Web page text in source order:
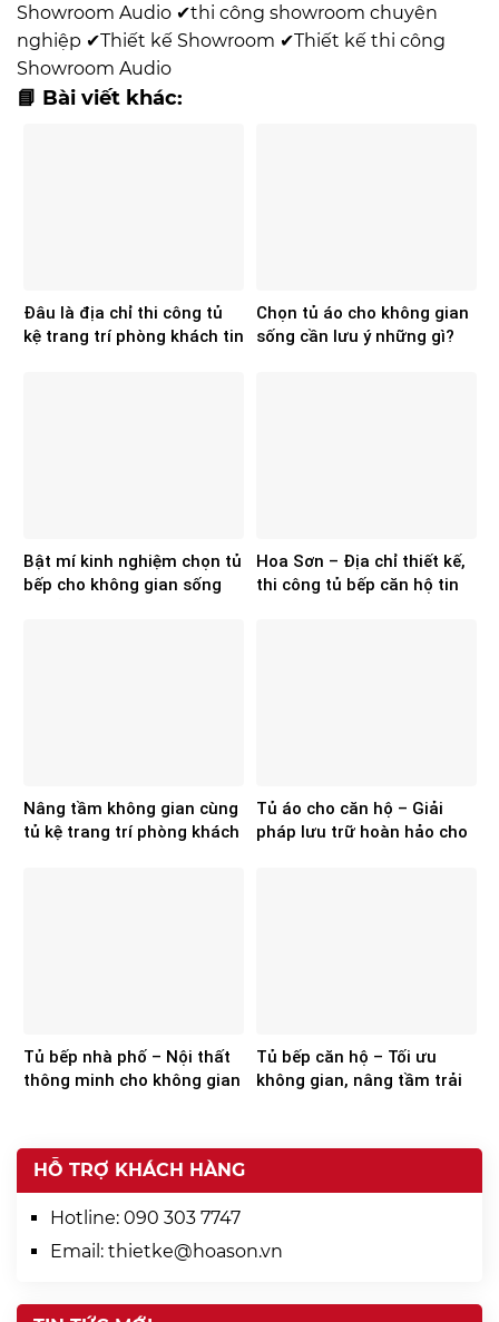
Showroom Audio ✔thi công showroom chuyên
nghiệp ✔Thiết kế Showroom ✔Thiết kế thi công
Showroom Audio
📘 Bài viết khác:
Đâu là địa chỉ thi công tủ
kệ trang trí phòng khách tin
Chọn tủ áo cho không gian
sống cần lưu ý những gì?
Bật mí kinh nghiệm chọn tủ
bếp cho không gian sống
Hoa Sơn – Địa chỉ thiết kế,
thi công tủ bếp căn hộ tin
Nâng tầm không gian cùng
tủ kệ trang trí phòng khách
Tủ áo cho căn hộ – Giải
pháp lưu trữ hoàn hảo cho
Tủ bếp nhà phố – Nội thất
thông minh cho không gian
Tủ bếp căn hộ – Tối ưu
không gian, nâng tầm trải
HỖ TRỢ KHÁCH HÀNG
Hotline: 090 303 7747
Email: thietke@hoason.vn